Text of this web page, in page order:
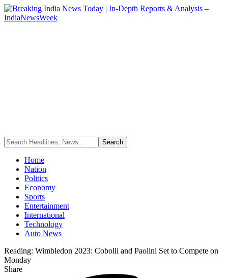
Home
Nation
Politics
Economy
Sports
Entertainment
International
Technology
Auto News
Reading: Wimbledon 2023: Cobolli and Paolini Set to Compete on
Monday
Share